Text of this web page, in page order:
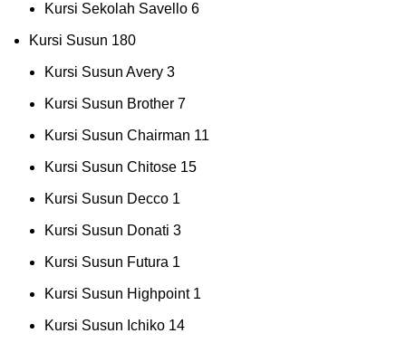
Kursi Sekolah Savello 6
Kursi Susun 180
Kursi Susun Avery 3
Kursi Susun Brother 7
Kursi Susun Chairman 11
Kursi Susun Chitose 15
Kursi Susun Decco 1
Kursi Susun Donati 3
Kursi Susun Futura 1
Kursi Susun Highpoint 1
Kursi Susun Ichiko 14